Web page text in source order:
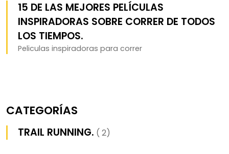
15 DE LAS MEJORES PELÍCULAS
INSPIRADORAS SOBRE CORRER DE TODOS
LOS TIEMPOS.
Peliculas inspiradoras para correr
CATEGORÍAS
TRAIL RUNNING. ( 2)